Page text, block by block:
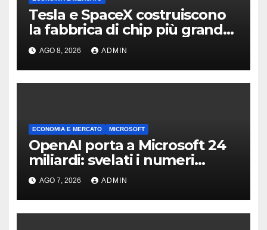
Tesla e SpaceX costruiscono
la fabbrica di chip più grande
mai vista
AGO 8, 2026 ADMIN
ECONOMIA E MERCATO MICROSOFT
OpenAI porta a Microsoft 24
miliardi: svelati i numeri
dellaccordo
AGO 7, 2026 ADMIN